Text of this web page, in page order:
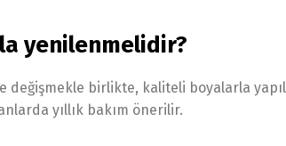
yenilenmelidir?
değişmekle birlikte, kaliteli boyalarla
yıllık bakım önerilir.